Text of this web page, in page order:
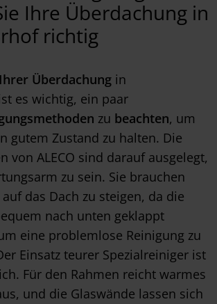
Ihre Überdachung in
richtig
Überdachung in
es wichtig, ein paar
zu beachten, um
gutem Zustand zu halten. Die
von ALECO sind darauf ausgelegt,
zu sein. Sie brauchen
das Dach zu steigen, da die
nach unten geklappt
eine problemlose Reinigung zu
Einsatz teurer Spezialreiniger ist
Für den Rahmen reicht warmes
und die Glaswände lassen sich